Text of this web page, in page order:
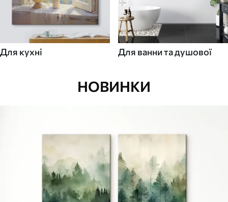
Для кухні Для ванни та душової
НОВИНКИ